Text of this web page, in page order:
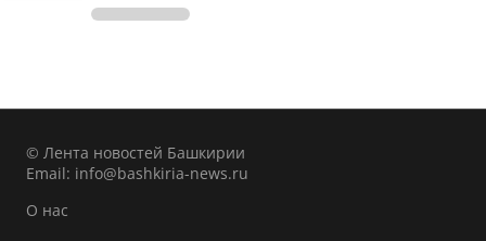
© Лента новостей Башкирии
Email: info@bashkiria-news.ru
О нас